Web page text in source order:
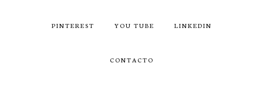
PINTEREST YOU TUBE LINKEDIN
CONTACTO